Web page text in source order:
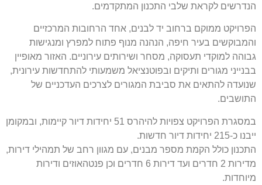
הנדרשים לקראת שלבי התכנון המתקדמים.
הפרויקט ממוקם ברחוב יד לבנים, אחד הרחובות המרכזיים
והמבוקשים בעיר חיפה, הנהנה מנוף פתוח למפרץ ומנגישות
גבוהה למוקדי תעסוקה, מסחר ושירותים עירוניים. האזור מאופיין
בבנייני מגורים ותיקים ובפוטנציאל משמעותי להתחדשות עירונית,
שנועדה להתאים את סביבת המגורים לצרכים העדכניים של
התושבים.
במסגרת הפרויקט צפויות להיהרס 51 יחידות דיור קיימות, ובמקומן
ייבנו כ-215 יחידות דיור חדשות.
התכנון כולל הקמת מספר מבנים, עם מגוון רחב של תמהילי דירות,
מדירות 2 חדרים ועד דירות 6 חדרים וכן פנטהאוזים ודירות
מיוחדות.